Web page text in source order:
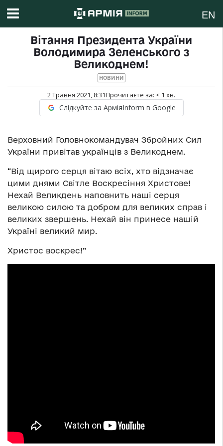
EN
Вітання Президента України
Володимира Зеленського з
Великоднем!
НОВИНИ
2 Травня 2021, 8:31Прочитаєте за: < 1 хв.
Слідкуйте за АрміяInform в Google
Верховний Головнокомандувач Збройних Сил
України привітав українців з Великоднем.
“Від щирого серця вітаю всіх, хто відзначає
цими днями Світле Воскресіння Христове!
Нехай Великдень наповнить наші серця
великою силою та добром для великих справ і
великих звершень. Нехай він принесе нашій
Україні великий мир.
Христос воскрес!”